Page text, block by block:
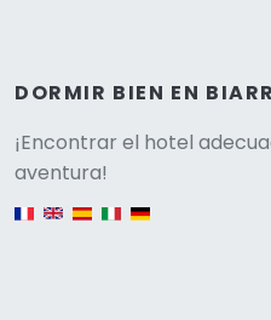
DORMIR BIEN EN
¡Encontrar el hotel
aventura!
English version